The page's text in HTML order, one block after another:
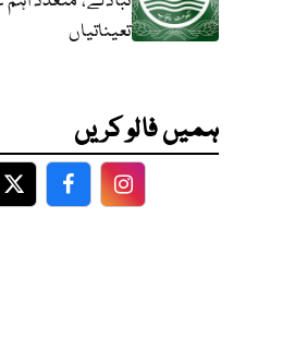
تعیناتیاں
ہمیں فالو کریں
TwitterFacebookFacebook